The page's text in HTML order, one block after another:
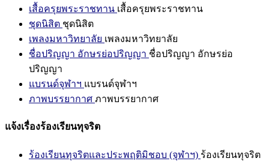
เสื้อครุยพระราชทาน เสื้อครุยพระราชทาน
ชุดนิสิต ชุดนิสิต
เพลงมหาวิทยาลัย เพลงมหาวิทยาลัย
ชื่อปริญญา อักษรย่อปริญญา ชื่อปริญญา อักษรย่อ
ปริญญา
แบรนด์จุฬาฯ แบรนด์จุฬาฯ
ภาพบรรยากาศ ภาพบรรยากาศ
แจ้งเรื่องร้องเรียนทุจริต
ร้องเรียนทุจริตและประพฤติมิชอบ (จุฬาฯ) ร้องเรียนทุจริต